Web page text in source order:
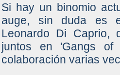
Si hay un binomio
auge, sin duda es
Leonardo Di Caprio,
juntos en 'Gangs of
colaboración varias